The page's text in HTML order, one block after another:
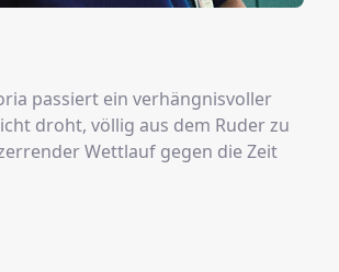
passiert ein verhängnisvoller
droht, völlig aus dem Ruder zu
Wettlauf gegen die Zeit